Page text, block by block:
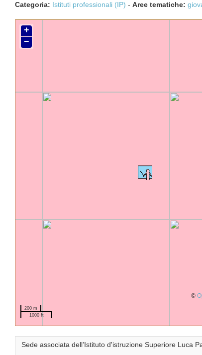
Categoria: Istituti professionali (IP) - Aree tematiche:
+
−
©
200 m
1000 ft
Sede associata dell’Istituto d'istruzione Superiore Luca